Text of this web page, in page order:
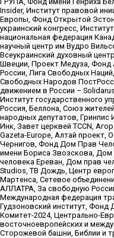
Insider, Институт правовой
Европы, Фонд Открытой
украинский конгресс,
национальная федерация
научный центр им Вудро
Всеукраинский духовный
Швеции, Проект Медуза, Фонд
России, Лига Свободных
Свободных Народов
движением в России –
Институт государственного
Россия, Беллона, Союз
народных депутатов,
Инк, Завет церквей TCCN,
Gazeta-Europe, Алтай проект,
Чернигов, Фонд Дом Прав
имени Бориса Звозскова, Дом
человека Ереван, Дом прав
Studios, ТВ Дождь, Центр
Мартенса, Сетевое
АЛЛАТРА, За свободную
Международная федерация
Гудзоновский институт, Фонд
Комитет-2024, Центрально-
восточноевропейских и
Сторожевой башни, Библии и